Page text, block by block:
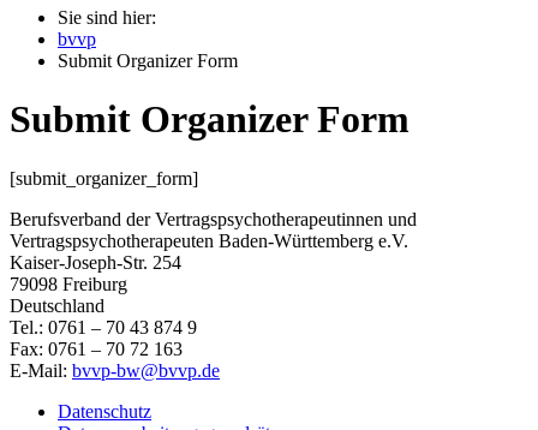
Sie sind hier:
bvvp
Submit Organizer Form
Submit Organizer Form
[submit_organizer_form]
Berufsverband der Vertragspsychotherapeutinnen und
Vertragspsychotherapeuten Baden-Württemberg e.V.
Kaiser-Joseph-Str. 254
79098 Freiburg
Deutschland
Tel.: 0761 – 70 43 874 9
Fax: 0761 – 70 72 163
E-Mail: bvvp-bw@bvvp.de
Datenschutz